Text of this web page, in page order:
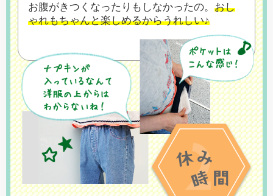
お腹がきつくなったりもしなかったの。 おし
ゃれもちゃんと楽しめるからうれしい♪